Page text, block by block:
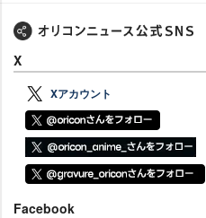
X
Xアカウント
Facebook